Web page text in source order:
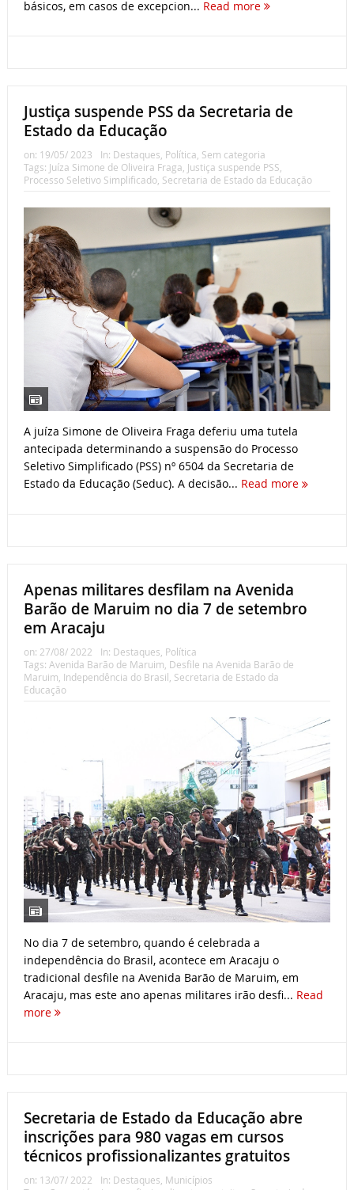
básicos, em casos de excepcion... Read more
Justiça suspende PSS da Secretaria de
Estado da Educação
on: 19/05/ 2023 In: Destaques, Política, Sem categoria
Tags: Juíza Simone de Oliveira Fraga, Justiça suspende PSS,
Processo Seletivo Simplificado, Secretaria de Estado da Educação
A juíza Simone de Oliveira Fraga deferiu uma tutela
antecipada determinando a suspensão do Processo
Seletivo Simplificado (PSS) nº 6504 da Secretaria de
Estado da Educação (Seduc). A decisão... Read more
Apenas militares desfilam na Avenida
Barão de Maruim no dia 7 de setembro
em Aracaju
on: 27/08/ 2022 In: Destaques Política
Tags: Avenida Barão de Maruim Desfile na Avenida Barão de
Maruim Independência do Brasil Secretaria de Estado da
Educação
No dia 7 de setembro, quando é celebrada a
independência do Brasil, acontece em Aracaju o
tradicional desfile na Avenida Barão de Maruim, em
Aracaju, mas este ano apenas militares irão desfi... Read
more
Secretaria de Estado da Educação abre
inscrições para 980 vagas em cursos
técnicos profissionalizantes gratuitos
on: 13/07/ 2022 In: Destaques Municípios